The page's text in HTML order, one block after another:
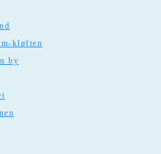
kløften
by